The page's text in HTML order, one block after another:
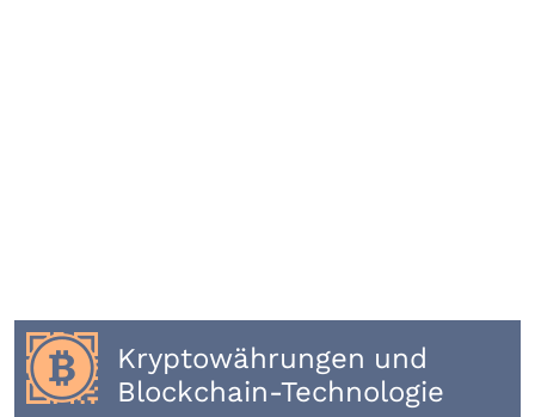
Kryptowährungen und
Blockchain-Technologie